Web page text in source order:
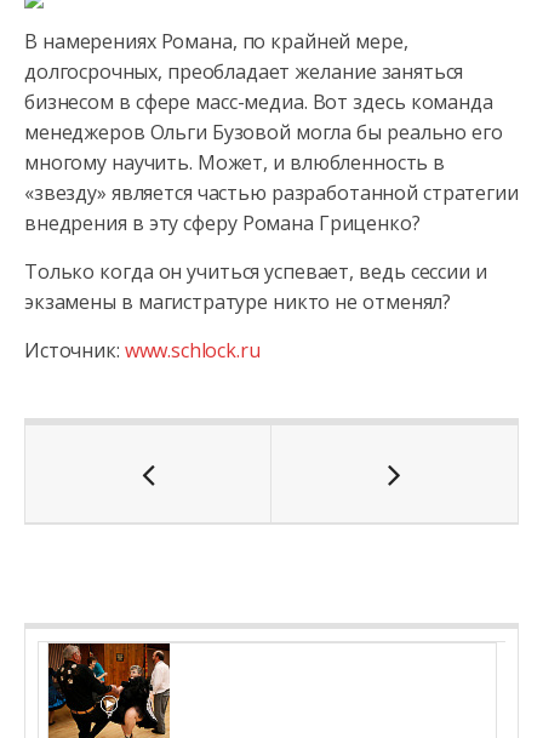
В намерениях Романа, по крайней мере,
долгосрочных, преобладает желание заняться
бизнесом в сфере масс-медиа. Вот здесь команда
менеджеров Ольги Бузовой могла бы реально его
многому научить. Может, и влюбленность в
«звезду» является частью разработанной стратегии
внедрения в эту сферу Романа Гриценко?
Только когда он учиться успевает, ведь сессии и
экзамены в магистратуре никто не отменял?
Источник: www.schlock.ru